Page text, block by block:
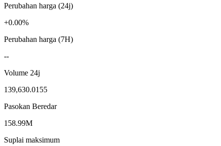
Perubahan harga (24j)
+0.00%
Perubahan harga (7H)
--
Volume 24j
139,630.0155
Pasokan Beredar
158.99M
Suplai maksimum